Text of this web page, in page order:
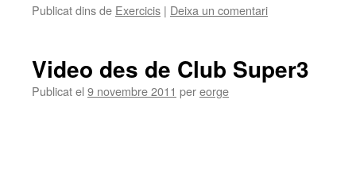
Publicat dins de Exercicis | Deixa un comentari
Video des de Club Super3
Publicat el 9 novembre 2011 pereorge